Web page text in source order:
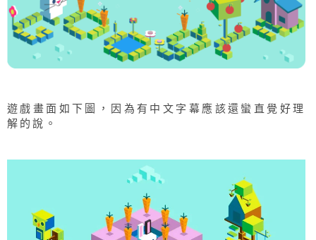
遊戲畫面如下圖，因為有中文字幕應該還蠻直覺好理
解的說。